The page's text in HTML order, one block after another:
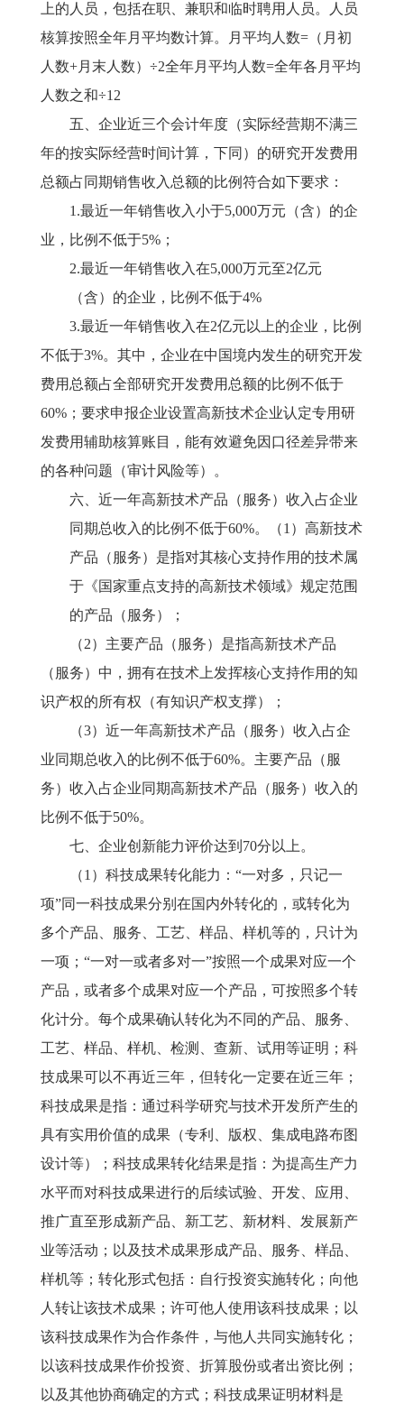
上的人员，包括在职、兼职和临时聘用人员。人员
核算按照全年月平均数计算。月平均人数=（月初
人数+月末人数）÷2全年月平均人数=全年各月平均
人数之和÷12
五、企业近三个会计年度（实际经营期不满三
年的按实际经营时间计算，下同）的研究开发费用
总额占同期销售收入总额的比例符合如下要求：
1.最近一年销售收入小于5,000万元（含）的企
业，比例不低于5%；
2.最近一年销售收入在5,000万元至2亿元
（含）的企业，比例不低于4%
3.最近一年销售收入在2亿元以上的企业，比例
不低于3%。其中，企业在中国境内发生的研究开发
费用总额占全部研究开发费用总额的比例不低于
60%； 要求申报企业设置高新技术企业认定专用研
发费用辅助核算账目，能有效避免因口径差异带来
的各种问题（审计风险等）。
六、近一年高新技术产品（服务）收入占企业
同期总收入的比例不低于60%。 （1）高新技术
产品（服务）是指对其核心支持作用的技术属
于《国家重点支持的高新技术领域》规定范围
的产品（服务）；
（2）主要产品（服务）是指高新技术产品
（服务）中，拥有在技术上发挥核心支持作用的知
识产权的所有权（有知识产权支撑）；
（3）近一年高新技术产品（服务）收入占企
业同期总收入的比例不低于60%。主要产品（服
务）收入占企业同期高新技术产品（服务）收入的
比例不低于50%。
七、企业创新能力评价达到 70分以上。
（1）科技成果转化能力：“一对多，只记一
项”同一科技成果分别在国内外转化的，或转化为
多个产品、服务、工艺、样品、样机等的，只计为
一项；“一对一或者多对一”按照一个成果对应一个
产品，或者多个成果对应一个产品，可按照多个转
化计分。每个成果确认转化为不同的产品、服务、
工艺、样品、样机、检测、查新、试用等证明；科
技成果可以不再近三年，但转化一定要在近三年；
科技成果是指：通过科学研究与技术开发所产生的
具有实用价值的成果（专利、版权、集成电路布图
设计等）；科技成果转化结果是指：为提高生产力
水平而对科技成果进行的后续试验、开发、应用、
推广直至形成新产品、新工艺、新材料、发展新产
业等活动；以及技术成果形成产品、服务、样品、
样机等；转化形式包括：自行投资实施转化；向他
人转让该技术成果；许可他人使用该科技成果；以
该科技成果作为合作条件，与他人共同实施转化；
以该科技成果作价投资、折算股份或者出资比例；
以及其他协商确定的方式；科技成果证明材料是